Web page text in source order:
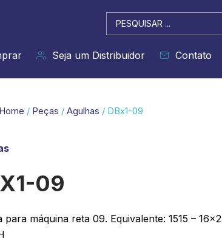
Pesquisar
...
Seja um Distribuidor Contato
Home / Peças / Agulhas / DBx1-09
09
para máquina reta 09. Equivalente: 1515 –